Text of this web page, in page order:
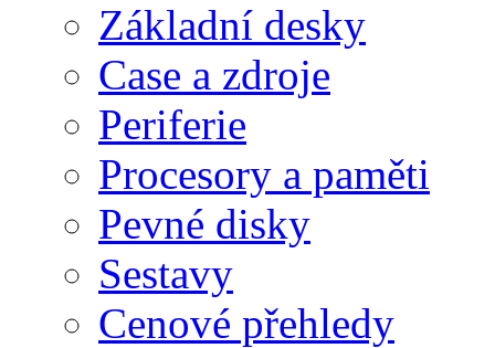
Základní desky
Case a zdroje
Periferie
Procesory a paměti
Pevné disky
Sestavy
Cenové přehledy